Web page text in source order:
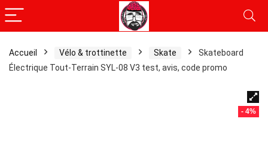
Accueil Vélo & trottinette Skate
Skateboard
Électrique Tout-Terrain SYL-08 V3 test, avis, code promo
- 4%